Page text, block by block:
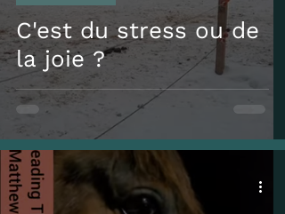
C'est du stress ou de
la joie ?